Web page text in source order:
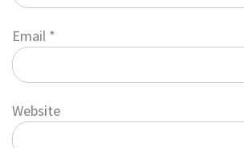
Email *
Website